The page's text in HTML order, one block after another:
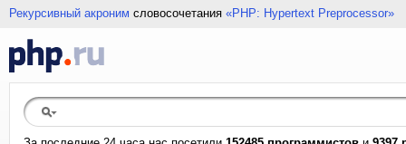
Рекурсивный акроним словосочетания «PHP: Hypertext Preprocessor»